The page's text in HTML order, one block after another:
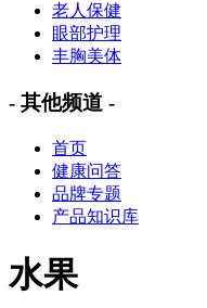
老人保健
眼部护理
丰胸美体
- 其他频道 -
首页
健康问答
品牌专题
产品知识库
水果